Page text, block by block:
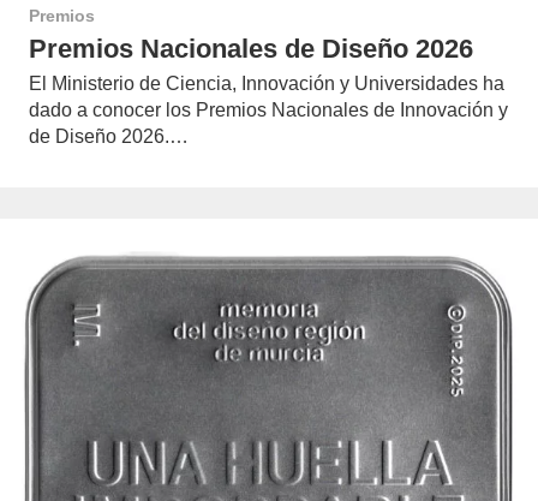
Premios
Premios Nacionales de Diseño 2026
El Ministerio de Ciencia, Innovación y Universidades ha
dado a conocer los Premios Nacionales de Innovación y
de Diseño 2026.…